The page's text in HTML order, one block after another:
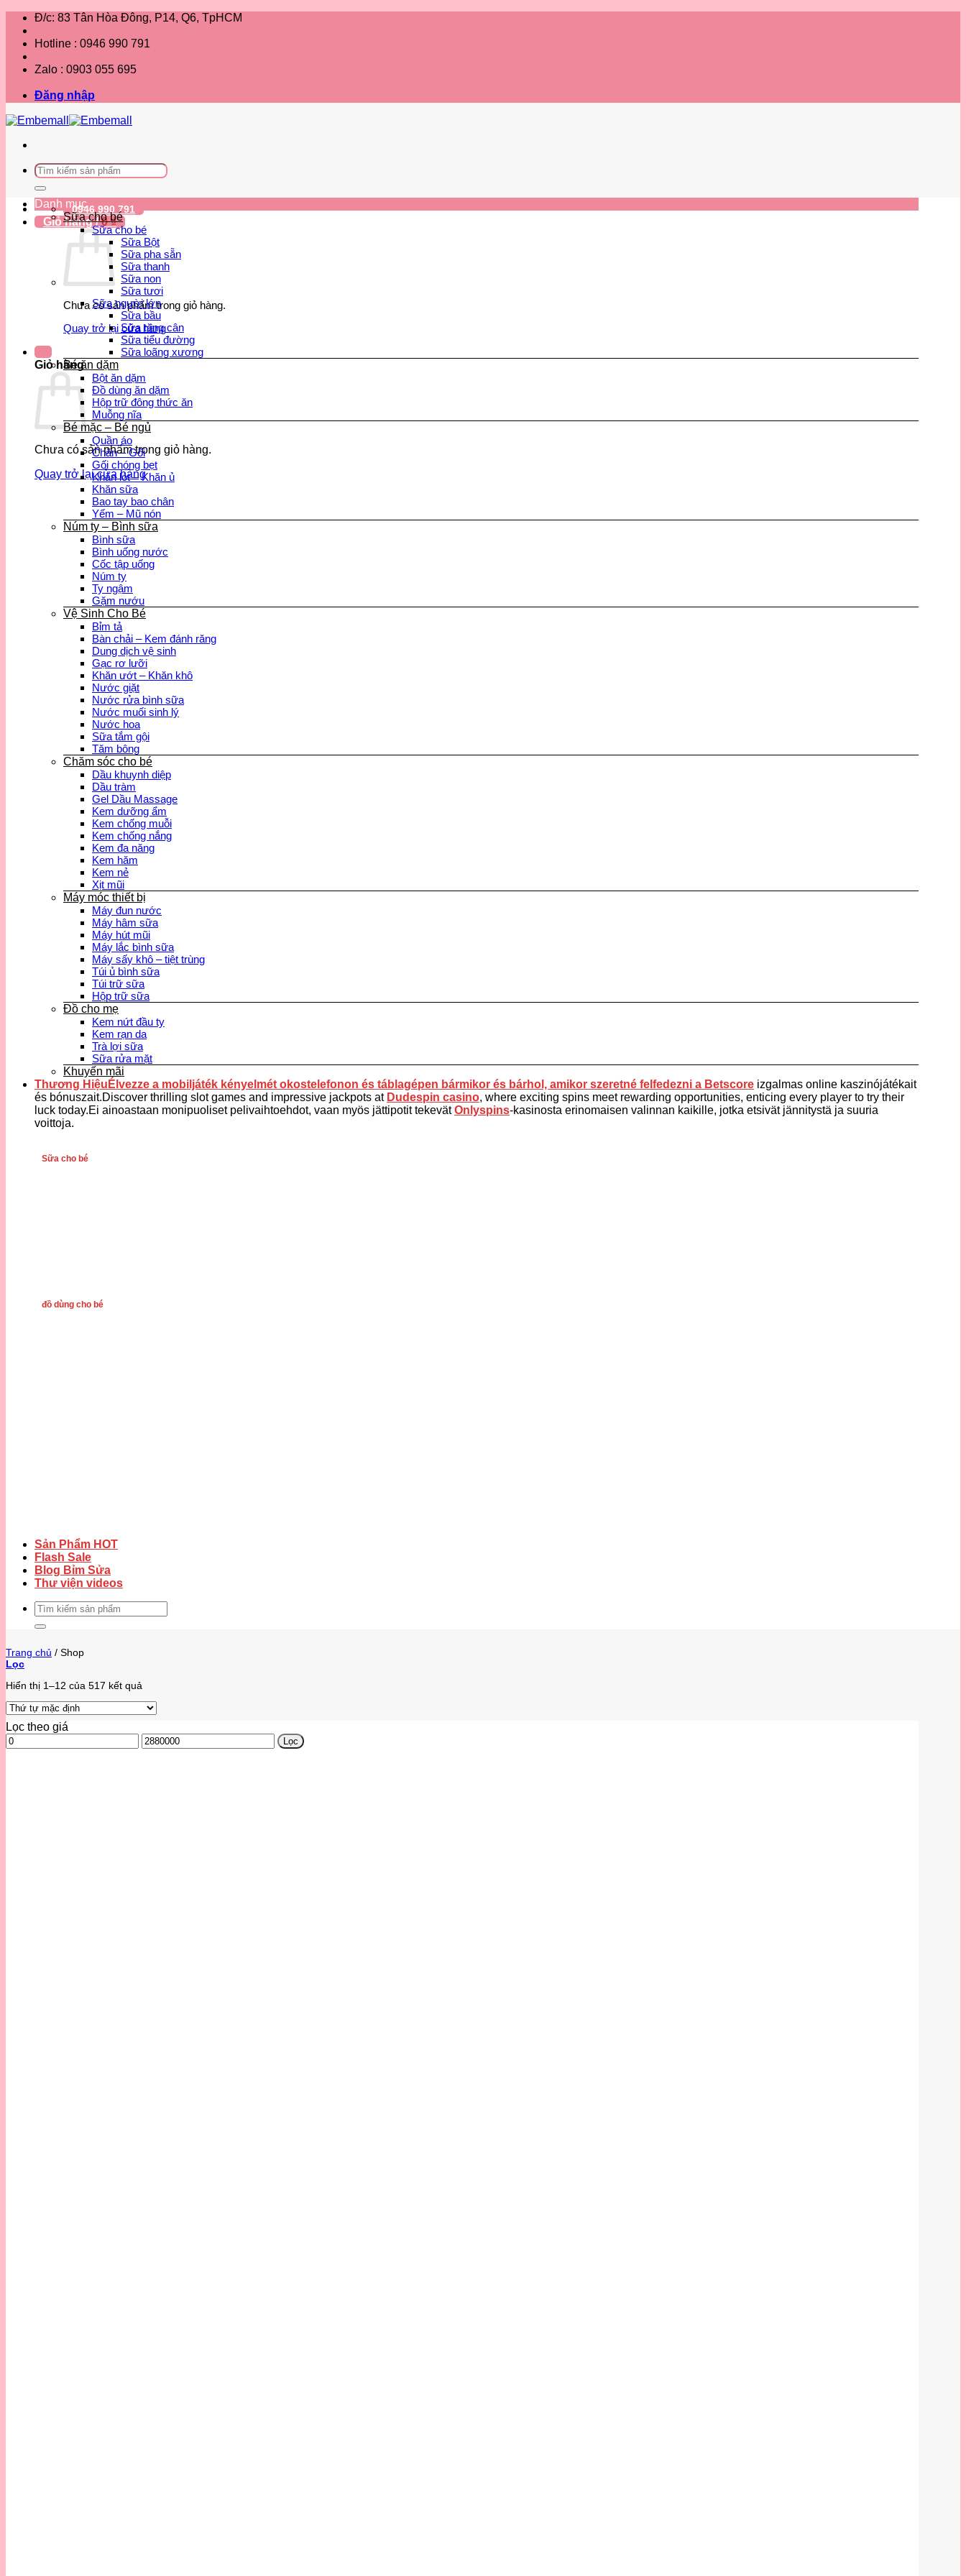
qua
dung
Đ/c: 83 Tân Hòa Đông, P14, Q6, TpHCM
Hotline : 0946 990 791
Zalo : 0903 055 695
Đăng nhập
Tìm
kiếm:
0946 990 791
Giỏ hàng /0₫
Chưa có sản phẩm trong giỏ hàng.
Quay trở lại cửa hàng
Giỏ hàng
Chưa có sản phẩm trong giỏ hàng.
Quay trở lại cửa hàng
Danh mục
Sữa cho bé
Sữa cho bé
Sữa Bột
Sữa pha sẵn
Sữa thanh
Sữa non
Sữa tươi
Sữa người lớn
Sữa bầu
Sữa tăng cân
Sữa tiểu đường
Sữa loãng xương
Bé ăn dặm
Bột ăn dặm
Đồ dùng ăn dặm
Hộp trữ đông thức ăn
Muỗng nĩa
Bé mặc – Bé ngủ
Quần áo
Chăn – Gối
Gối chóng bẹt
Khăn lót – Khăn ủ
Khăn sữa
Bao tay bao chân
Yếm – Mũ nón
Núm ty – Bình sữa
Bình sữa
Bình uống nước
Cốc tập uống
Núm ty
Ty ngậm
Gặm nướu
Vệ Sinh Cho Bé
Bỉm tả
Bàn chải – Kem đánh răng
Dung dịch vệ sinh
Gạc rơ lưỡi
Khăn ướt – Khăn khô
Nước giặt
Nước rửa bình sữa
Nước muối sinh lý
Nước hoa
Sữa tắm gội
Tăm bông
Chăm sóc cho bé
Dầu khuynh diệp
Dầu tràm
Gel Dầu Massage
Kem dưỡng ẩm
Kem chống muỗi
Kem chống nắng
Kem đa năng
Kem hăm
Kem nẻ
Xịt mũi
Máy móc thiết bị
Máy đun nước
Máy hâm sữa
Máy hút mũi
Máy lắc bình sữa
Máy sấy khô – tiệt trùng
Túi ủ bình sữa
Túi trữ sữa
Hộp trữ sữa
Đồ cho mẹ
Kem nứt đầu ty
Kem rạn da
Trà lợi sữa
Sữa rửa mặt
Khuyến mãi
Thương HiệuÉlvezze a mobiljáték kényelmét okostelefonon és táblagépen bármikor és bárhol, amikor szeretné felfedezni a Betscore izgalmas online kaszinójátékait
és bónuszait.Discover thrilling slot games and impressive jackpots at Dudespin casino, where exciting spins meet rewarding opportunities, enticing every player to try their
luck today.Ei ainoastaan monipuoliset pelivaihtoehdot, vaan myös jättipotit tekevätOnlyspins-kasinosta erinomaisen valinnan kaikille, jotka etsivät jännitystä ja suuria
voittoja.
Sữa cho bé
đồ dùng cho bé
Sản Phẩm HOT
Flash Sale
Blog Bỉm Sửa
Thư viện videos
Tìm
kiếm:
Trang chủ / Shop
Lọc
Hiển thị 1–12 của 517 kết quả
Lọc theo giá
Giá
thấp
Giá
cao
Lọc